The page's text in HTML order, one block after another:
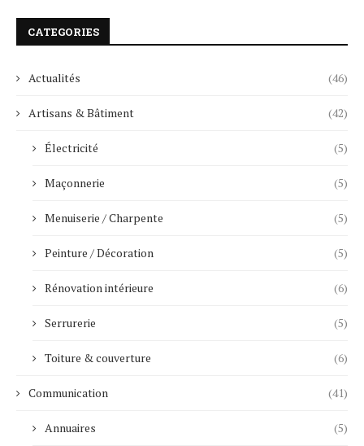
CATEGORIES
Actualités (46)
Artisans & Bâtiment (42)
Électricité (5)
Maçonnerie (5)
Menuiserie / Charpente (5)
Peinture / Décoration (5)
Rénovation intérieure (6)
Serrurerie (5)
Toiture & couverture (6)
Communication (41)
Annuaires (5)